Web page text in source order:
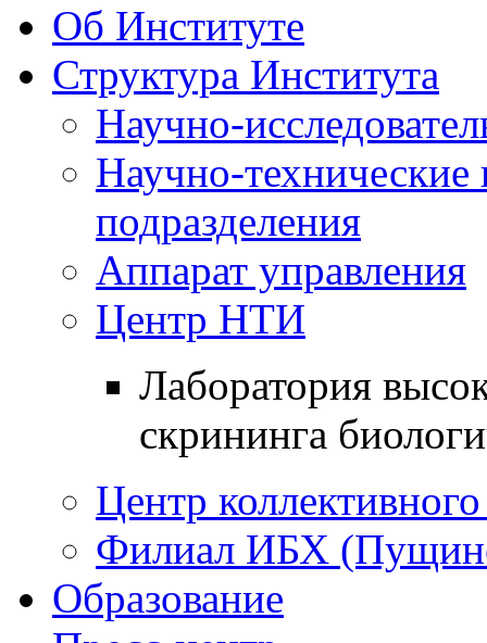
Об Институте
Структура Института
Научно-
Научно-технические
подразделения
Аппарат управления
Центр НТИ
Лаборатория
скрининга
Центр
Филиал ИБХ
Образование